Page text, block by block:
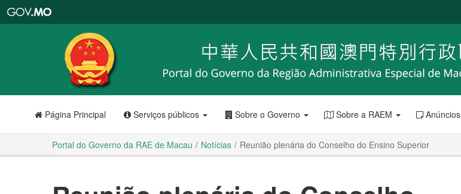
RAE
de
Macau
Página Principal Serviços públicos Sobre o Governo Sobre a RAEM Anúncios
Portal do Governo da RAE de Macau Notícias Reunião plenária do Conselho do Ensino Superior